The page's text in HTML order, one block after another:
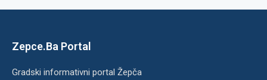
Zepce.Ba Portal
Gradski informativni portal Žepča